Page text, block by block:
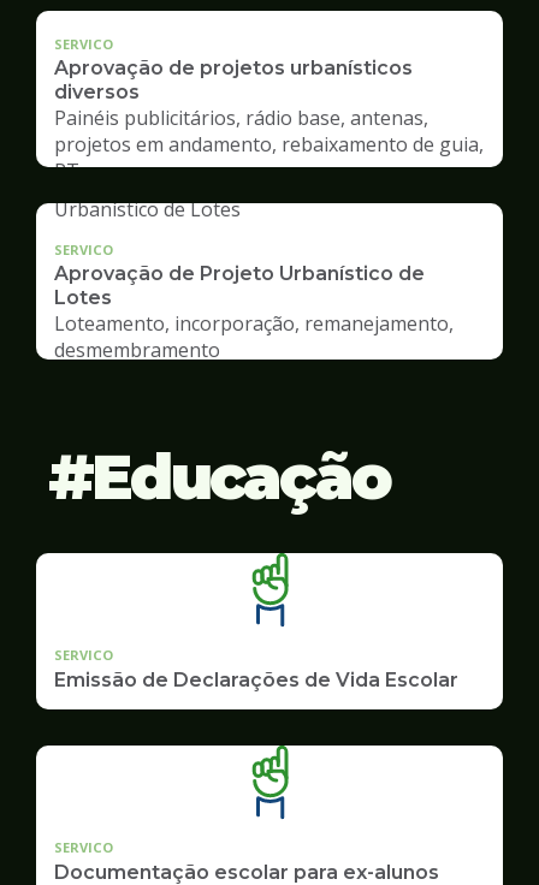
SERVICO
Aprovação de projetos urbanísticos
diversos
Painéis publicitários, rádio base, antenas,
projetos em andamento, rebaixamento de guia,
RT
SERVICO
Aprovação de Projeto Urbanístico de
Lotes
Loteamento, incorporação, remanejamento,
desmembramento
Educação
SERVICO
Emissão de Declarações de Vida Escolar
SERVICO
Documentação escolar para ex-alunos